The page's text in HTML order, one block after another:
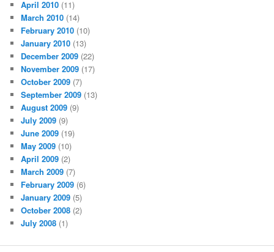
April 2010 (11)
March 2010 (14)
February 2010 (10)
January 2010 (13)
December 2009 (22)
November 2009 (17)
October 2009 (7)
September 2009 (13)
August 2009 (9)
July 2009 (9)
June 2009 (19)
May 2009 (10)
April 2009 (2)
March 2009 (7)
February 2009 (6)
January 2009 (5)
October 2008 (2)
July 2008 (1)